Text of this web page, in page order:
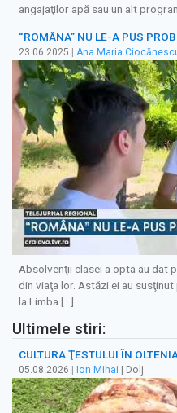
angajaţilor apă sau un alt
“ROMÂNA” NU LE-A PUS
23.06.2025 Ana Maria
Absolvenţii clasei a opta au dat
din viaţa lor. Astăzi ei au
la Limba […]
Ultimele stiri:
CULTURA ŢESTULUI ÎN
05.08.2026 Ion Mihai | Dolj